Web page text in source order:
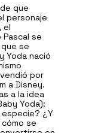
que
personaje
el
se
se
Yoda nació
por
a Disney.
a la idea
Yoda):
especie? ¿Y
se